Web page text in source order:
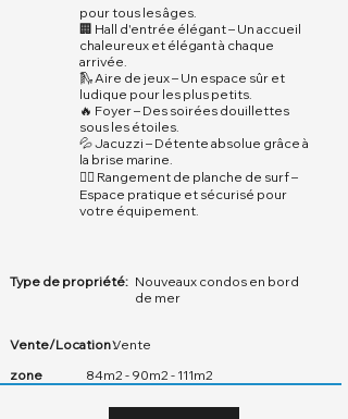
pour tous les âges.
🏢 Hall d'entrée élégant – Un accueil
chaleureux et élégant à chaque
arrivée.
🛝 Aire de jeux – Un espace sûr et
ludique pour les plus petits.
🔥 Foyer – Des soirées douillettes
sous les étoiles.
💦 Jacuzzi – Détente absolue grâce à
la brise marine.
🏄‍♂️ Rangement de planche de surf –
Espace pratique et sécurisé pour
votre équipement.
Type de propriété: Nouveaux condos en bord
de mer
Vente/Location :Vente
zone
84m2 - 90m2 - 111m2